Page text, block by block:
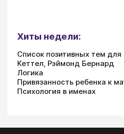
Хиты недели:
Список позитивных тем
Кеттел, Рэймонд Бернард
Логика
Привязанность ребенка к
Психология в именах